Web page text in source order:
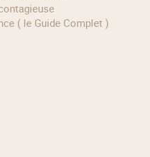
( le Guide Complet )